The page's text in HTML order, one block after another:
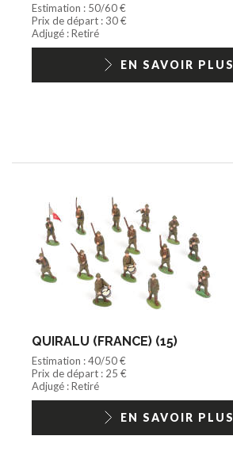
Estimation : 50/60 €
Prix de départ : 30 €
Adjugé : Retiré
EN SAVOIR PLUS
QUIRALU (FRANCE) (15)
Estimation : 40/50 €
Prix de départ : 25 €
Adjugé : Retiré
EN SAVOIR PLUS